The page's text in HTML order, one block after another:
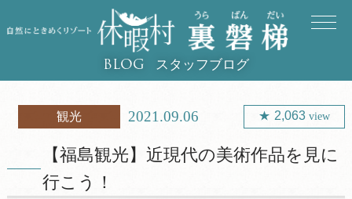
BLOG スタッフブログ
観光 2021.09.06 2,063view
【福島観光】近現代の美術作品を見に
行こう！